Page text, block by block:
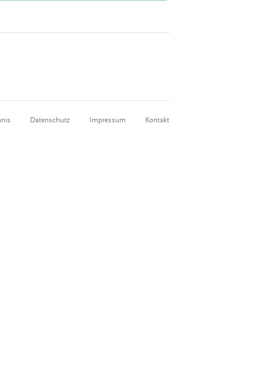
Datenschutz Impressum Kontakt